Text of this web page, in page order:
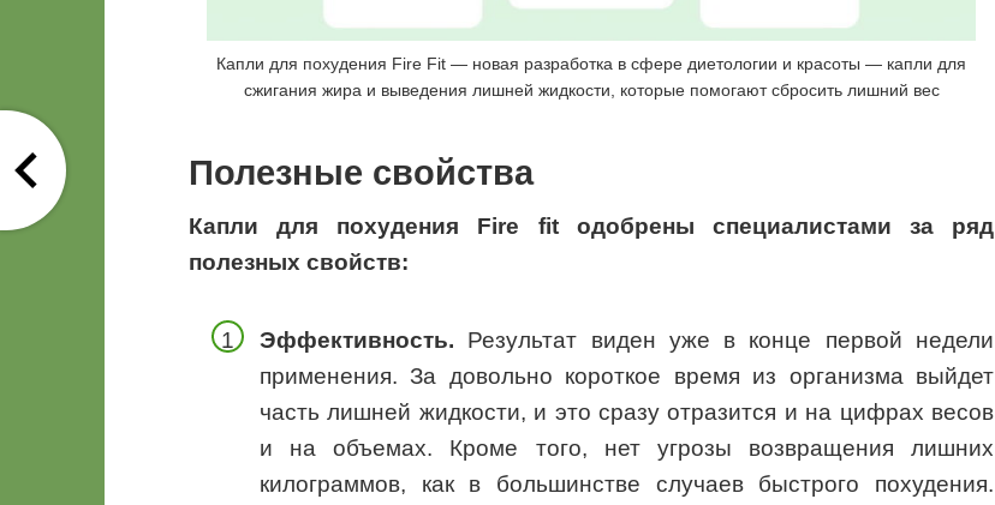
Капли для похудения Fire Fit — новая разработка в сфере диетологии и красоты — капли для
сжигания жира и выведения лишней жидкости, которые помогают сбросить лишний вес
Полезные свойства
Капли для похудения Fire fit одобрены специалистами за ряд
полезных свойств:
Эффективность. Результат виден уже в конце первой недели
применения. За довольно короткое время из организма выйдет
часть лишней жидкости, и это сразу отразится и на цифрах весов
и на объемах. Кроме того, нет угрозы возвращения лишних
килограммов, как в большинстве случаев быстрого похудения.